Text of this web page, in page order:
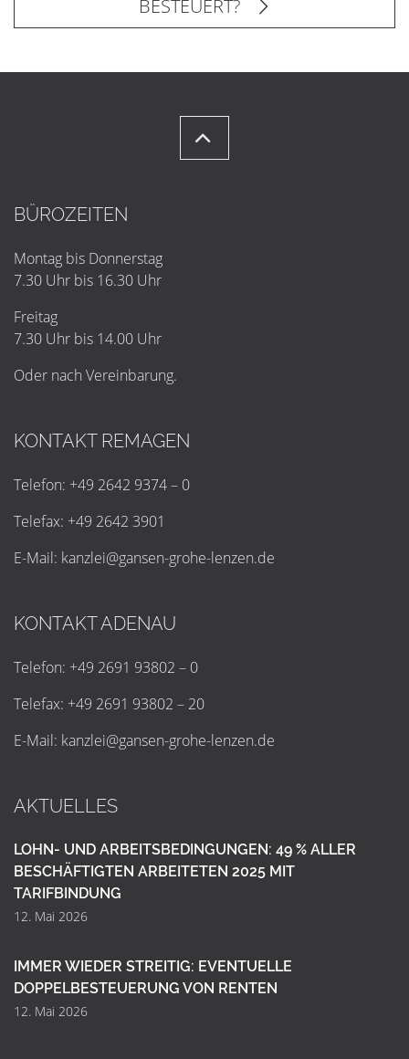
BESTEUERT?
BÜROZEITEN
Montag bis Donnerstag
7.30 Uhr bis 16.30 Uhr
Freitag
7.30 Uhr bis 14.00 Uhr
Oder nach Vereinbarung.
KONTAKT REMAGEN
Telefon: +49 2642 9374 – 0
Telefax: +49 2642 3901
E-Mail: kanzlei@gansen-grohe-lenzen.de
KONTAKT ADENAU
Telefon: +49 2691 93802 – 0
Telefax: +49 2691 93802 – 20
E-Mail: kanzlei@gansen-grohe-lenzen.de
AKTUELLES
LOHN- UND ARBEITSBEDINGUNGEN: 49 % ALLER
BESCHÄFTIGTEN ARBEITETEN 2025 MIT
TARIFBINDUNG
12. Mai 2026
IMMER WIEDER STREITIG: EVENTUELLE
DOPPELBESTEUERUNG VON RENTEN
12. Mai 2026